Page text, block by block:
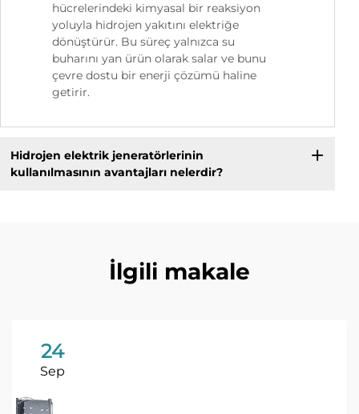
hücrelerindeki kimyasal bir reaksiyon
yoluyla hidrojen yakıtını elektriğe
dönüştürür. Bu süreç yalnızca su
buharını yan ürün olarak salar ve bunu
çevre dostu bir enerji çözümü haline
getirir.
Hidrojen elektrik jeneratörlerinin
kullanılmasının avantajları nelerdir?
İlgili makale
24
Sep